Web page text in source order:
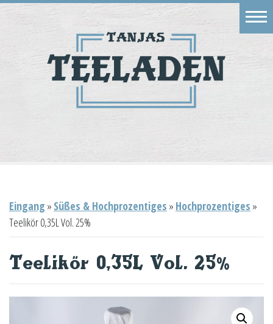
Eingang » Süßes & Hochprozentiges » Hochprozentiges »
Teelikör 0,35L Vol. 25%
Teelikör 0,35L Vol. 25%
Geschäft